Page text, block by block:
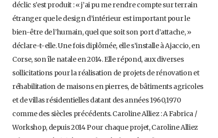
déclic s’est produit : « j’ai pu me rendre compte sur terrain
étranger que le design d’intérieur est important pour le
bien-être de l’humain, quel que soit son port d’attache, »
déclare-t-elle. Une fois diplômée, elle s’installe à Ajaccio, en
Corse, son île natale en 2014. Elle répond, aux diverses
sollicitations pour la réalisation de projets de rénovation et
réhabilitation de maisons en pierres, de bâtiments agricoles
et de villas résidentielles datant des années 1960,1970
comme des siècles précédents. Caroline Alliez : A Fabrica /
Workshop, depuis 2014 Pour chaque projet, Caroline Alliez